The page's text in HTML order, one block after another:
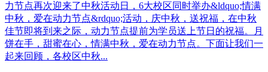
力节点再次迎来了中秋活动日，6大校区同时举办&ldquo;情满
中秋，爱在动力节点&rdquo;活动，庆中秋，送祝福，在中秋
佳节即将到来之际，动力节点提前为学员送上节日的祝福。月
饼在手，甜蜜在心，情满中秋，爱在动力节点。下面让我们一
起来回顾，各校区中秋...